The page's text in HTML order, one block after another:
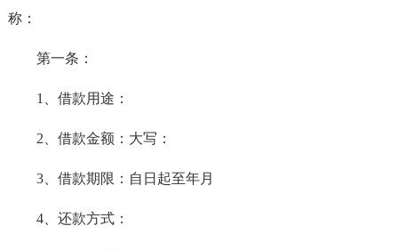
称：
第一条：
1、借款用途：
2、借款金额：大写：
3、借款期限：自日起至年月
4、还款方式：